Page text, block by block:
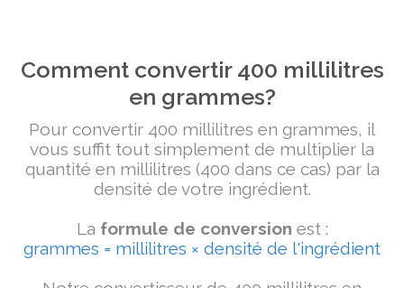
Comment convertir 400 millilitres
en grammes?
Pour convertir 400 millilitres en grammes, il
vous suffit tout simplement de multiplier la
quantité en millilitres (400 dans ce cas) par la
densité de votre ingrédient.
La formule de conversion est :
grammes = millilitres × densité de l'ingrédient